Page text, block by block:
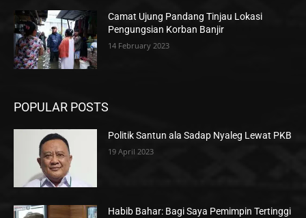
Camat Ujung Pandang Tinjau Lokasi
Pengungsian Korban Banjir
14 February 2023
POPULAR POSTS
Politik Santun ala Sadap Nyaleg Lewat PKB
19 April 2023
Habib Bahar: Bagi Saya Pemimpin Tertinggi